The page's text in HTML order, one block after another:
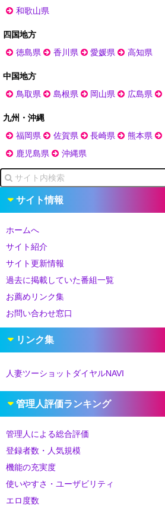
和歌山県
四国地方
徳島県
香川県 愛媛県 高知県
中国地方
鳥取県
島根県 岡山県 広島県
九州・沖縄
福岡県
佐賀県 長崎県 熊本県
鹿児島県
沖縄県
サイト情報
ホームへ
サイト紹介
サイト更新情報
過去に掲載していた番組一覧
お薦めリンク集
お問い合わせ窓口
リンク集
人妻ツーショットダイヤルNAVI
管理人評価ランキング
管理人による総合評価
登録者数・人気規模
機能の充実度
使いやすさ・ユーザビリティ
エロ度数